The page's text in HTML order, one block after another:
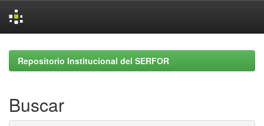
navigationRepositorio Institucional del SERFOR
Buscar